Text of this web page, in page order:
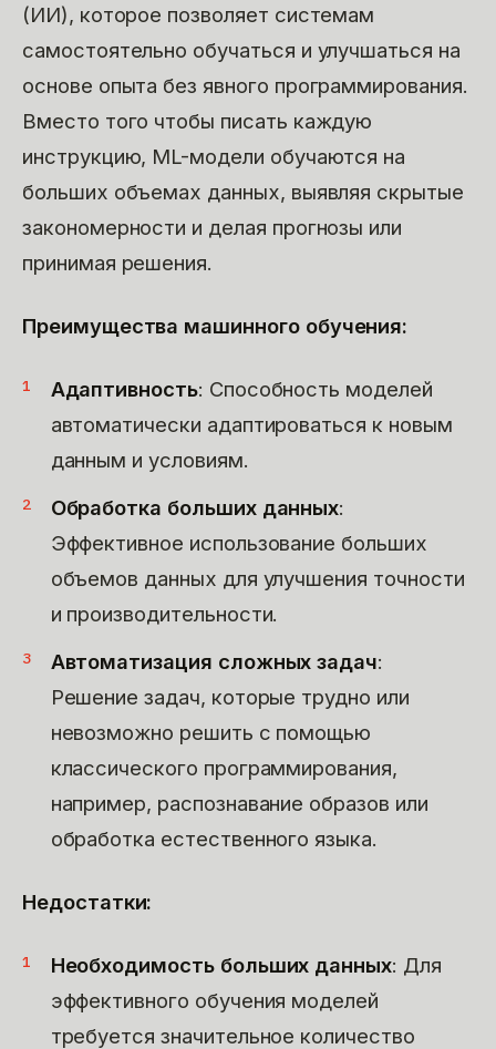
(ИИ), которое позволяет системам
самостоятельно обучаться и улучшаться на
основе опыта без явного программирования.
Вместо того чтобы писать каждую
инструкцию, ML-модели обучаются на
больших объемах данных, выявляя скрытые
закономерности и делая прогнозы или
принимая решения.
Преимущества машинного обучения:
Адаптивность: Способность моделей
автоматически адаптироваться к новым
данным и условиям.
Обработка больших данных:
Эффективное использование больших
объемов данных для улучшения точности
и производительности.
Автоматизация сложных задач:
Решение задач, которые трудно или
невозможно решить с помощью
классического программирования,
например, распознавание образов или
обработка естественного языка.
Недостатки:
Необходимость больших данных: Для
эффективного обучения моделей
требуется значительное количество